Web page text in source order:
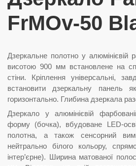
FrMOv-50
Дзеркальне полотно у
висотою 900 мм встановлене на
стіни. Кріплення універсальні,
встановити дзеркальну панель
горизонтально. Глибина дзеркала
Дзеркало у алюмінієвій
форму (бочка), вбудоване LED-
полотна, а також сенсорний
нейтрально білого кольору,
інтер’єрне). Ширина матованої